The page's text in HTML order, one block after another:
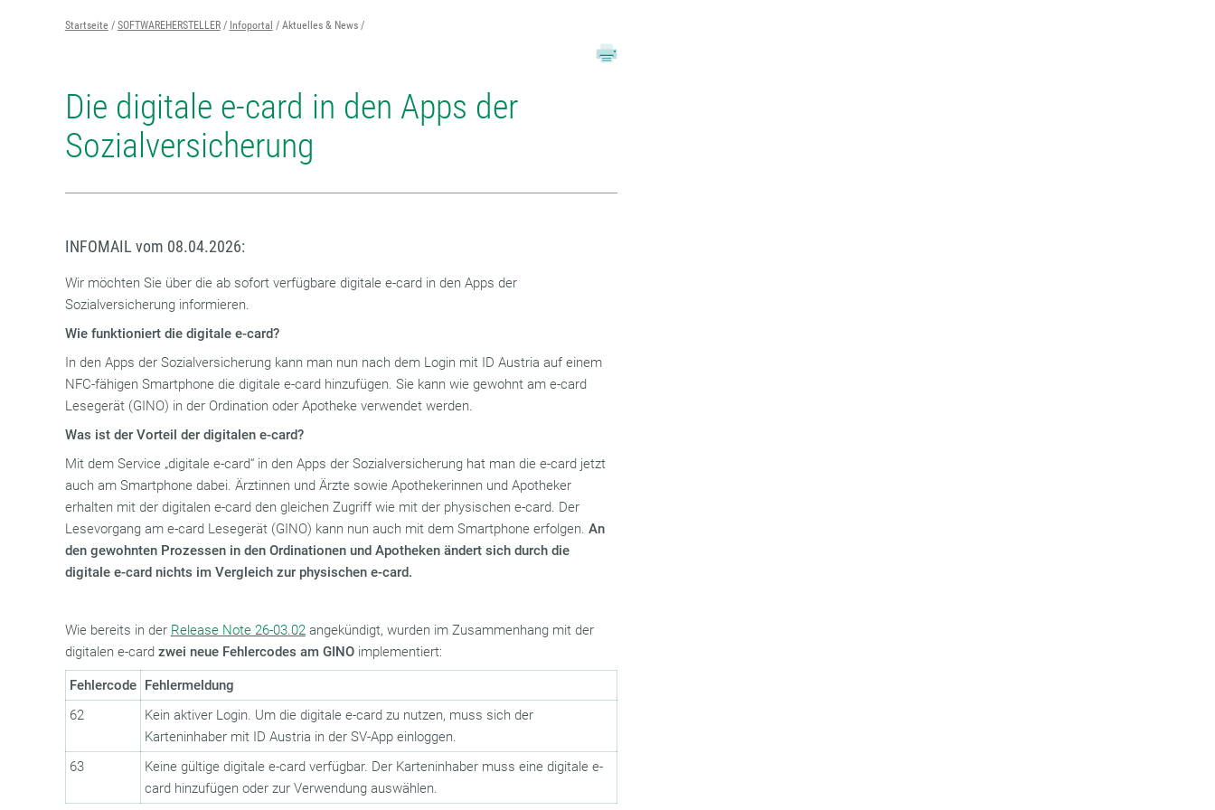
Startseite SOFTWAREHERSTELLER Infoportal Aktuelles & News
Die digitale e-card in den Apps der
Sozialversicherung
INFOMAIL vom 08.04.2026:
Wir möchten Sie über die ab sofort verfügbare digitale e-card in den Apps der
Sozialversicherung informieren.
Wie funktioniert die digitale e-card?
In den Apps der Sozialversicherung kann man nun nach dem Login mit ID Austria auf einem
NFC-fähigen Smartphone die digitale e-card hinzufügen. Sie kann wie gewohnt am e-card
Lesegerät (GINO) in der Ordination oder Apotheke verwendet werden.
Was ist der Vorteil der digitalen e-card?
Mit dem Service „digitale e-card“ in den Apps der Sozialversicherung hat man die e-card jetzt
auch am Smartphone dabei. Ärztinnen und Ärzte sowie Apothekerinnen und Apotheker
erhalten mit der digitalen e-card den gleichen Zugriff wie mit der physischen e-card. Der
Lesevorgang am e-card Lesegerät (GINO) kann nun auch mit dem Smartphone erfolgen. An
den gewohnten Prozessen in den Ordinationen und Apotheken ändert sich durch die
digitale e-card nichts im Vergleich zur physischen e-card.
Wie bereits in der Release Note 26-03.02angekündigt, wurden im Zusammenhang mit der
digitalen e-card zwei neue Fehlercodes am GINOimplementiert:
Fehlercode Fehlermeldung
62
Kein aktiver Login. Um die digitale e-card zu nutzen, muss sich der
Karteninhaber mit ID Austria in der SV-App einloggen.
63
Keine gültige digitale e-card verfügbar. Der Karteninhaber muss eine digitale e-
card hinzufügen oder zur Verwendung auswählen.